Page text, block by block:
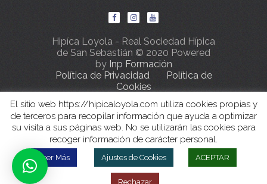
Hipíca Loyola - Real Sociedad Hípica
de San Sebastián © 2020 Powered
by Inp Formación
Política de Privacidad
Política de
Cookies
El sitio web https://hipicaloyola.com utiliza cookies propias y
de terceros para recopilar información que ayuda a optimizar
su visita a sus páginas web. No se utilizarán las cookies para
recoger información de carácter personal.
Leer Más Ajustes de Cookies ACEPTAR
Rechazar